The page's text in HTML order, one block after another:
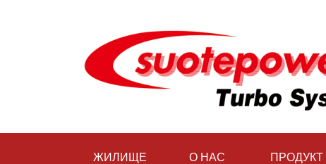
ЖИЛИЩЕ О НАС ПРОДУКТ